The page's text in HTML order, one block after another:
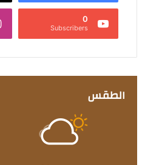
0
Subscribers
الطقس